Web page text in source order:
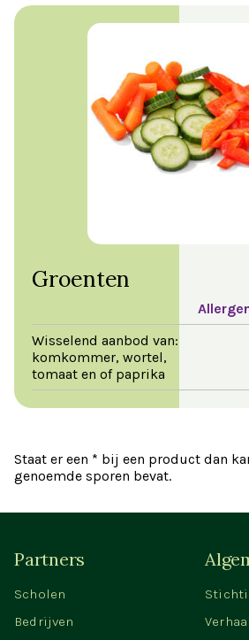
Groenten
Wisselend aanbod van:
komkommer, wortel,
tomaat en of paprika
Staat er een * bij een product dan
genoemde sporen bevat.
Partners
Scholen
Bedrijven